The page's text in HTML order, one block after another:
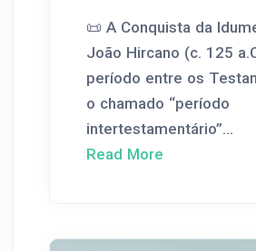
📜 A Conquista da
João Hircano (c. 125
período entre os
o chamado “período
intertestamentário”...
Read More